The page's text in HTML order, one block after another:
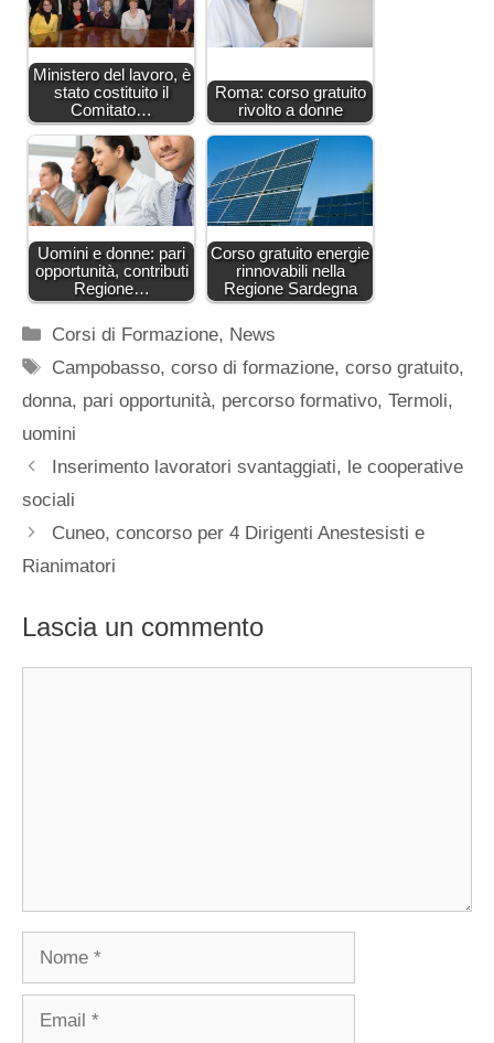
Ministero del lavoro, è
stato costituito il
Comitato…
Roma: corso gratuito
rivolto a donne
Uomini e donne: pari
opportunità, contributi
Regione…
Corso gratuito energie
rinnovabili nella
Regione Sardegna
Categorie
Corsi di Formazione, News
Tag
Campobasso,corso di formazione,corso gratuito,
donna, pari opportunità, percorso formativo, Termoli,
uomini
Inserimento lavoratori svantaggiati, le cooperative
sociali
Cuneo, concorso per 4 Dirigenti Anestesisti e
Rianimatori
Lascia un commento
Nome
Email